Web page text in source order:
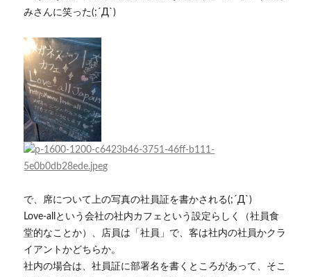
みさんに笑った(;´Д`)
で、席について上の写真の社員証を書かされる(;´Д`)
Love-allという会社の社内カフェという設定らしく（社員食
堂的なことか）、店員は「社員」で、客は社内の社員かクラ
イアントかどちらか。
社内の場合は、社員証に部署名を書くところがあって、そこ